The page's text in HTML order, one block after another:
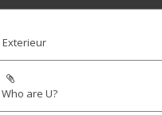
Exterieur
Who are U?